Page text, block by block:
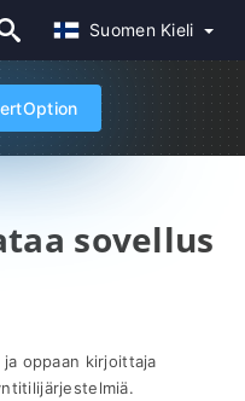
Suomen Kieli
sovellus
oppaan kirjoittaja